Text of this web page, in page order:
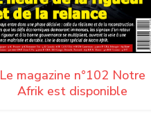
Le magazine n°102 Notre
Afrik est disponible